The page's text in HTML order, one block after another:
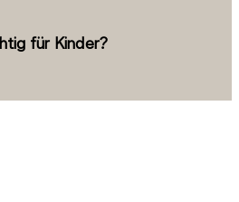
für Kinder?